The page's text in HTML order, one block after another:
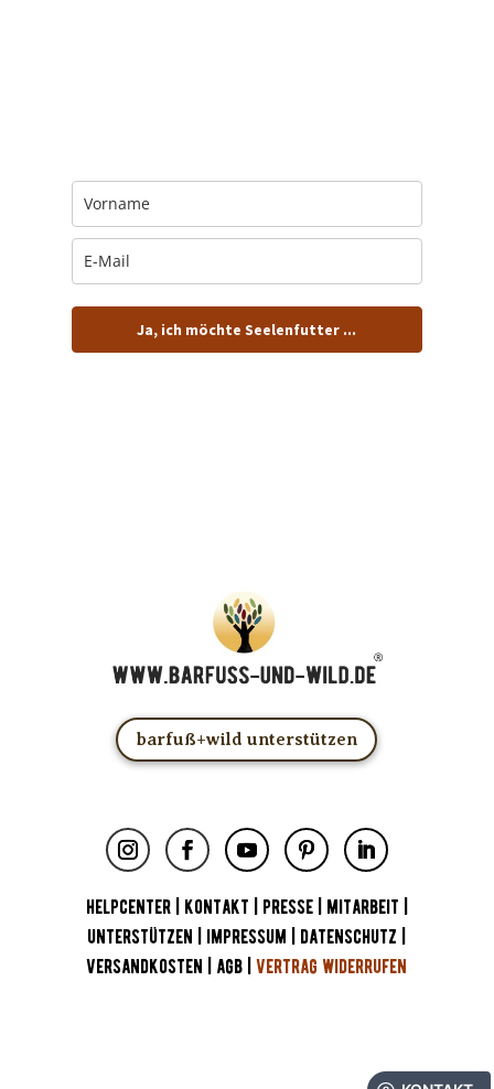
Ja, ich möchte Seelenfutter ...
barfuß+wild unterstützen
HELPCENTER| KONTAKT PRESSE| MITARBEIT
UNTERSTÜTZEN
IMPRESSUM DATENSCHUTZ
VERSANDKOSTEN
AGB |VERTRAG WIDERRUFEN